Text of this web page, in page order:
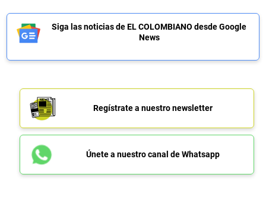
Siga las noticias de EL COLOMBIANO desde Google
News
Regístrate a nuestro newsletter
Únete a nuestro canal de Whatsapp